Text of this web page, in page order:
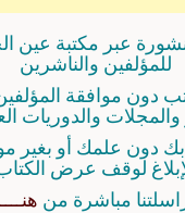
عبر مكتبة عين
للمؤلفين والناشرين
دون موافقة
والدوريات
دون علمك أو بغير
لوقف عرض
مباشرة من